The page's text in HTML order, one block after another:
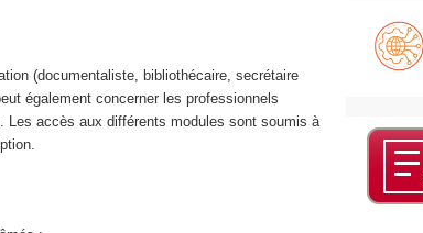
(documentaliste, bibliothécaire, secrétaire
également concerner les professionnels
Les accès aux différents modules sont soumis à